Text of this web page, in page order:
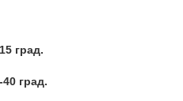
15 град.
-40 град.